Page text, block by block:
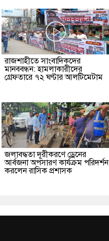
রাজশাহীতে সাংবাদিকদের
মানববন্ধন: হামলাকারীদের
গ্রেফতারে ৭২ ঘণ্টার আলটিমেটাম
জলাবদ্ধতা দূরীকরণে ড্রেনের
আর্বজনা অপসারণ কার্যক্রম পরিদর্শন
করলেন রাসিক প্রশাসক